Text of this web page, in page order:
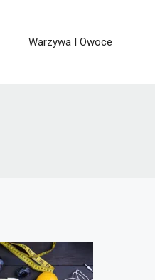
Warzywa I Owoce